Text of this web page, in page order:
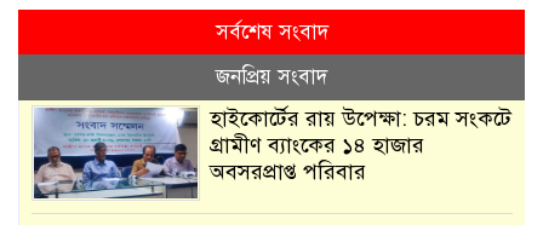
সর্বশেষ সংবাদ
জনপ্রিয় সংবাদ
হাইকোর্টের রায় উপেক্ষা: চরম সংকটে
গ্রামীণ ব্যাংকের ১৪ হাজার
অবসরপ্রাপ্ত পরিবার